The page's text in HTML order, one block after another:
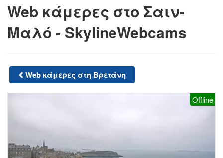
Web κάμερες στο Σαιν-
Μαλό - SkylineWebcams
Web κάμερες στη Βρετάνη
Offline